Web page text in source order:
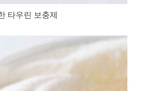
타우린 보충제